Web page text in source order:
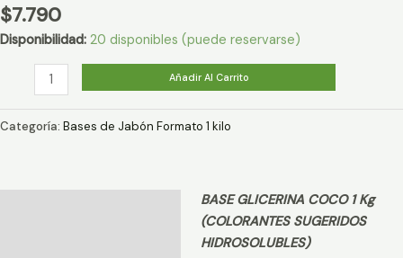
$7.790
Disponibilidad: 20 disponibles (puede reservarse)
Coco
Añadir Al Carrito
Categoría: Bases de Jabón Formato 1 kilo
BASE GLICERINA COCO 1 Kg
(COLORANTES SUGERIDOS
HIDROSOLUBLES)